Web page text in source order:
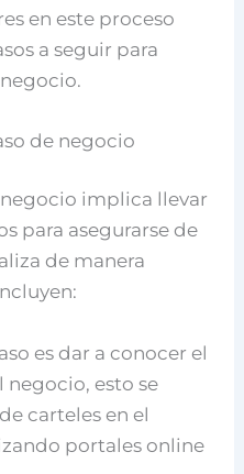
en este proceso
a seguir para
de negocio
implica llevar
para asegurarse de
de manera
es dar a conocer el
negocio, esto se
carteles en el
portales online